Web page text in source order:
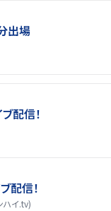
出場
配信！
配信！
ハイ.tv)